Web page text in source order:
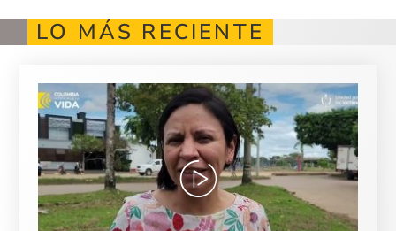
LO MÁS RECIENTE